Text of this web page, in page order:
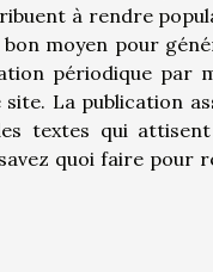
à rendre
moyen pour
périodique par
La publication
textes qui
quoi faire pour